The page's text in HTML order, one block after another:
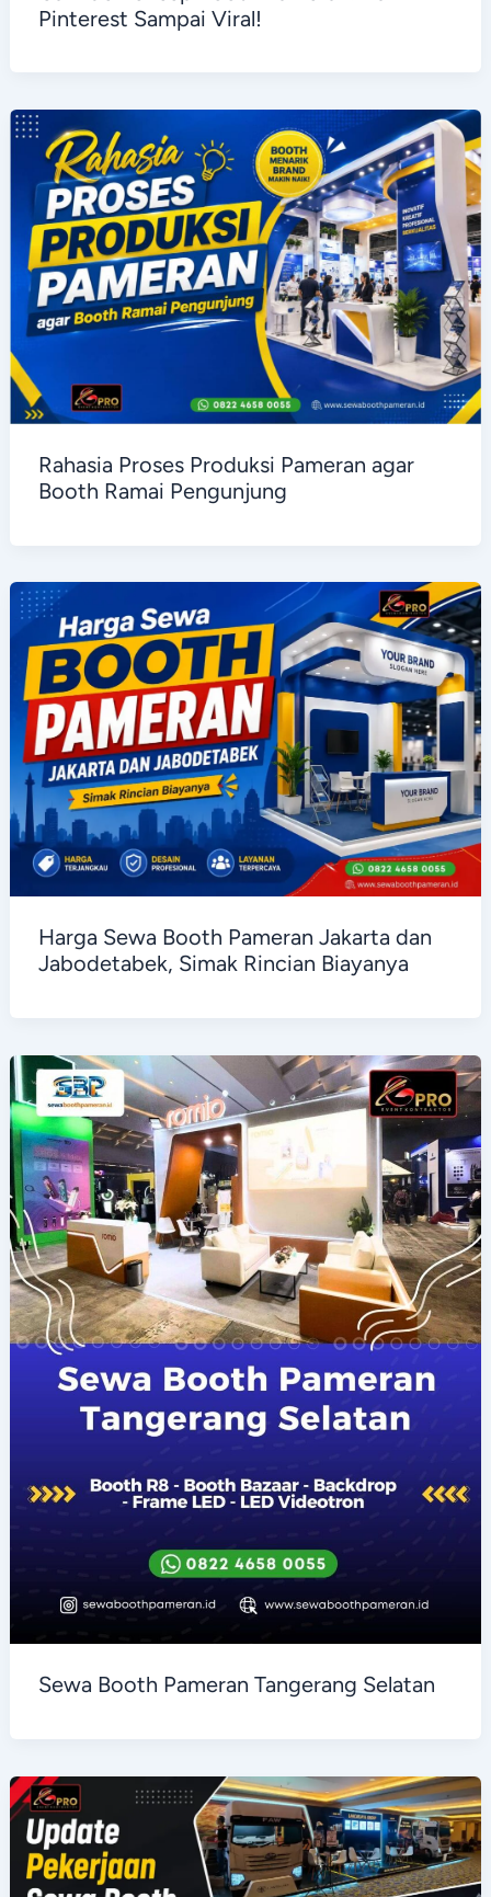
Pinterest Sampai Viral!
Rahasia Proses Produksi Pameran agar
Booth Ramai Pengunjung
Harga Sewa Booth Pameran Jakarta dan
Jabodetabek, Simak Rincian Biayanya
Sewa Booth Pameran Tangerang Selatan